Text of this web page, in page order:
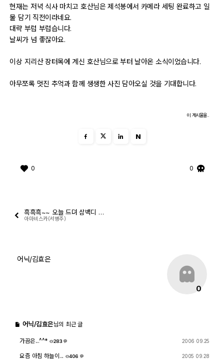
오프라인
정보 / 강좌
djslr 소개
현재는 저녁 식사 마치고 호산님은 제석봉에서 카메라 세팅 완료하고 일
물 담기 직전이라네요.
대략 부럽 부럽습니다.
날씨가 넘 좋잖아요.
이상 지리산 장터목에 계신 호산님으로 부터 날아온 소식이었습니다.
아무쪼록 멋진 추억과 함께 생생한 사진 담아오실 것을 기대합니다.
이 게시물을..
N
0 0
흑흑흑~~ 오늘 드뎌 삼백디 입양보냈습니다 수원으로~~~
아마비스카(서병주)
0
어닉/김효은
어닉/김효은님의 최근 글
가끔은...^^*
283
2006 09.25
요즘 아침 하늘이...
406
2005 09.28